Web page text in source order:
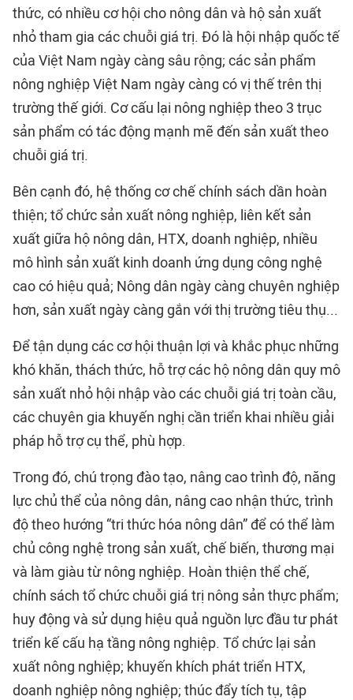
thức, có nhiều cơ hội cho nông dân và hộ sản xuất
nhỏ tham gia các chuỗi giá trị. Đó là hội nhập quốc tế
của Việt Nam ngày càng sâu rộng; các sản phẩm
nông nghiệp Việt Nam ngày càng có vị thế trên thị
trường thế giới. Cơ cấu lại nông nghiệp theo 3 trục
sản phẩm có tác động mạnh mẽ đến sản xuất theo
chuỗi giá trị.
Bên cạnh đó, hệ thống cơ chế chính sách dần hoàn
thiện; tổ chức sản xuất nông nghiệp, liên kết sản
xuất giữa hộ nông dân, HTX, doanh nghiệp, nhiều
mô hình sản xuất kinh doanh ứng dụng công nghệ
cao có hiệu quả; Nông dân ngày càng chuyên nghiệp
hơn, sản xuất ngày càng gắn với thị trường tiêu thụ...
Để tận dụng các cơ hội thuận lợi và khắc phục những
khó khăn, thách thức, hỗ trợ các hộ nông dân quy mô
sản xuất nhỏ hội nhập vào các chuỗi giá trị toàn cầu,
các chuyên gia khuyến nghị cần triển khai nhiều giải
pháp hỗ trợ cụ thể, phù hợp.
Trong đó, chú trọng đào tạo, nâng cao trình độ, năng
lực chủ thể của nông dân, nâng cao nhận thức, trình
độ theo hướng “tri thức hóa nông dân” để có thể làm
chủ công nghệ trong sản xuất, chế biến, thương mại
và làm giàu từ nông nghiệp. Hoàn thiện thể chế,
chính sách tổ chức chuỗi giá trị nông sản thực phẩm;
huy động và sử dụng hiệu quả nguồn lực đầu tư phát
triển kế cấu hạ tầng nông nghiệp. Tổ chức lại sản
xuất nông nghiệp; khuyến khích phát triển HTX,
doanh nghiệp nông nghiệp; thúc đẩy tích tụ, tập